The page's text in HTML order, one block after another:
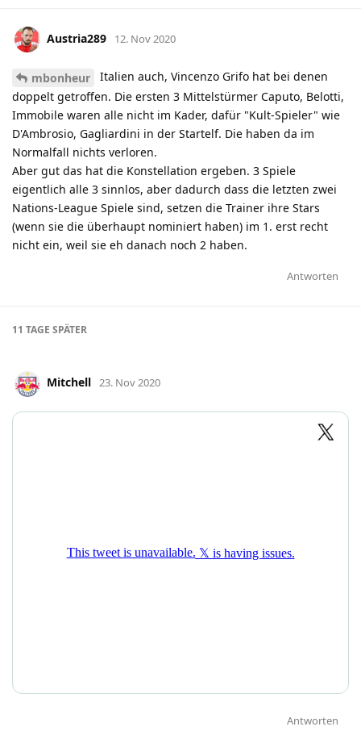
Austria289 12. Nov 2020
mbonheur
Italien auch, Vincenzo Grifo hat bei denen
doppelt getroffen. Die ersten 3 Mittelstürmer Caputo, Belotti,
Immobile waren alle nicht im Kader, dafür "Kult-Spieler" wie
D'Ambrosio, Gagliardini in der Startelf. Die haben da im
Normalfall nichts verloren.
Aber gut das hat die Konstellation ergeben. 3 Spiele
eigentlich alle 3 sinnlos, aber dadurch dass die letzten zwei
Nations-League Spiele sind, setzen die Trainer ihre Stars
(wenn sie die überhaupt nominiert haben) im 1. erst recht
nicht ein, weil sie eh danach noch 2 haben.
Antworten
11 TAGE SPÄTER
Mitchell 23. Nov 2020
Antworten